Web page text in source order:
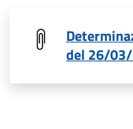
del 26/03/